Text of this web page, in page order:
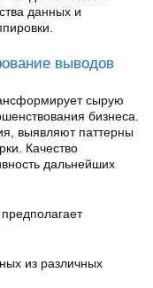
данных и
выводов
сырую
бизнеса.
выявляют паттерны
Качество
дальнейших
из различных